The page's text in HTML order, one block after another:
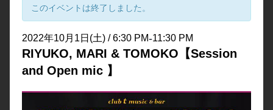
このイベントは終了しました。
2022年10月1日(土) / 6:30 PM-11:30 PM
RIYUKO, MARI & TOMOKO【Session
and Open mic 】